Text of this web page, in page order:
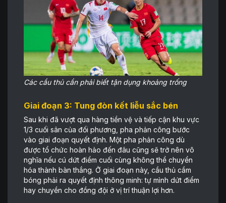
Các cầu thủ cần phải biết tận dụng khoảng trống
Giai đoạn 3: Tung đòn kết liễu sắc bén
Sau khi đã vượt qua hàng tiền vệ và tiếp cận khu vực
1/3 cuối sân của đối phương, pha phản công bước
vào giai đoạn quyết định. Một pha phản công dù
được tổ chức hoàn hảo đến đâu cũng sẽ trở nên vô
nghĩa nếu cú dứt điểm cuối cùng không thể chuyển
hóa thành bàn thắng. Ở giai đoạn này, cầu thủ cầm
bóng phải ra quyết định thông minh: tự mình dứt điểm
hay chuyền cho đồng đội ở vị trí thuận lợi hơn.